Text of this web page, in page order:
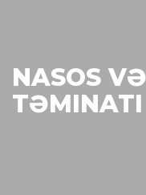
NASOS
TƏMINATI